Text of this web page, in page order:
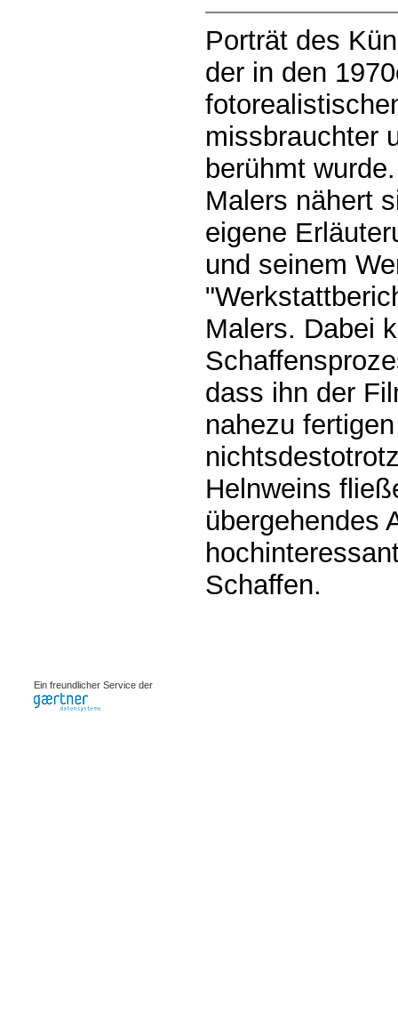
Porträt des
der in den
missbrauchter
berühmt
Malers nähert
eigene
und seinem
Malers. Dabei
dass ihn der
nahezu
Helnweins
übergehendes
Schaffen.
Ein freundlicher Service der